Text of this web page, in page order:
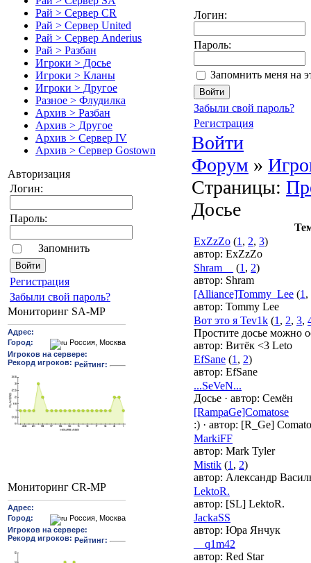
Рай > Сервер CR
Рай > Сервер United
Рай > Сервер Anderius
Рай > Разбан
Игроки > Досье
Игроки > Кланы
Игроки > Другое
Разное > Флудилка
Архив > Разбан
Архив > Другое
Архив > Сервер IV
Архив > Сервер Gostown
Авторизация
Логин:
Пароль:
Запомнить
Pегиcтрaция
Забыли свой пароль?
Мониторинг SA-MP
Мониторинг CR-MP
Логин:
Пароль:
Запомнить меня на
Забыли свой пароль?
Регистрация
Войти
Форум »
Страницы:
Досье
ExZzZo (1 , 2, 3)
автор: ExZzZo
Shram__
(1 , 2)
автор: Shram
[Alliance]Tommy_Lee (1 ,
автор: Tommy Lee
Вот это я Tev1k (1 , 2, 3,
Простите досье можно
автор: Витёк <3 Leto
EfSane (1 , 2)
автор: EfSane
...SeVeN...
Досье · автор: Семён
[RampaGe]Comatose
:) · автор: [R_Ge]
MarkiFF
автор: Mark Tyler
Mistik (1 , 2)
автор: Александр
LektoR.
автор: [SL] LektoR.
JackaSS
автор: Юра Янчук
__q1m42
автор: Red Star